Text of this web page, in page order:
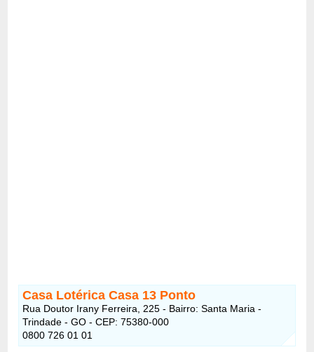
Casa Lotérica Casa 13 Ponto
Rua Doutor Irany Ferreira, 225 - Bairro: Santa Maria -
Trindade - GO - CEP: 75380-000
0800 726 01 01